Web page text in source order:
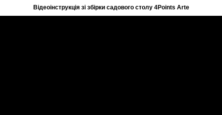
Відеоінструкція зі збірки садового столу 4Points Arte